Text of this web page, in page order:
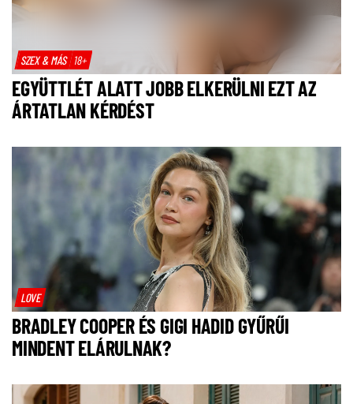
SZEX & MÁS 18+
EGYÜTTLÉT ALATT JOBB ELKERÜLNI EZT AZ
ÁRTATLAN KÉRDÉST
LOVE
BRADLEY COOPER ÉS GIGI HADID GYŰRŰI
MINDENT ELÁRULNAK?